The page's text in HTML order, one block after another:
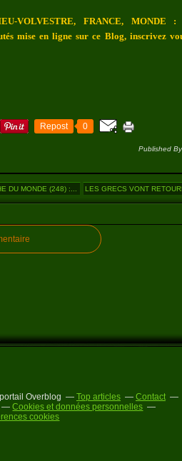
VOLVESTRE, FRANCE, MONDE
mise en ligne sur ce Blog, inscrivez
Repost 0
Published
DU MONDE (248) :... LES GRECS VONT
Overblog Top articles
Contact
Cookies et données personnelles
cookies